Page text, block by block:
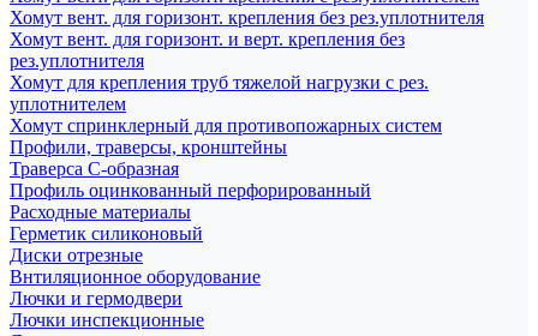
Хомут вент. для горизонт. крепления без рез.уплотнителя
Хомут вент. для горизонт. и верт. крепления без
рез.уплотнителя
Хомут для крепления труб тяжелой нагрузки с рез.
уплотнителем
Хомут спринклерный для противопожарных систем
Профили, траверсы, кронштейны
Траверса С-образная
Профиль оцинкованный перфорированный
Расходные материалы
Герметик силиконовый
Диски отрезные
Внтиляционное оборудование
Лючки и гермодвери
Лючки инспекционные